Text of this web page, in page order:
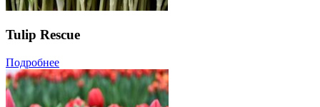
Tulip Rescue
Подробнее